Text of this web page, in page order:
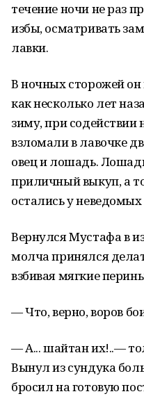
течение ночи не раз
избы, осматривать
лавки.
В ночных сторожей он
как несколько лет
зиму, при содействии
взломали в лавочке
овец и лошадь.
приличный выкуп, а
остались у неведомых
Вернулся Мустафа в
молча принялся
взбивая мягкие
— Что, верно, воров
— А... шайтан их!..—
Вынул из сундука
бросил на готовую